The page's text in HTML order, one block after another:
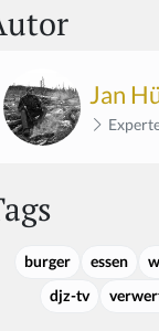
Jan
burger essen
djz-tv